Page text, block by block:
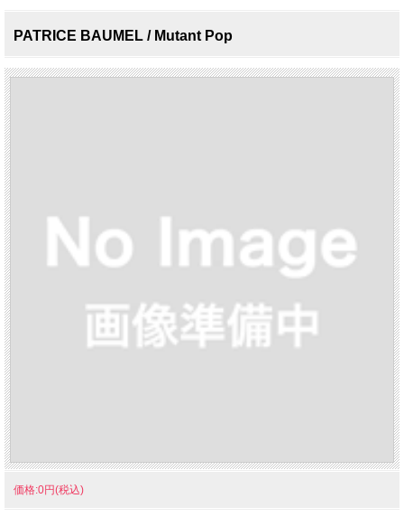
PATRICE BAUMEL / Mutant Pop
価格:0円(税込)